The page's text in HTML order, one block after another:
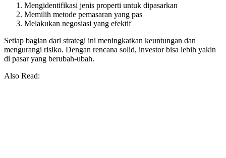
Mengidentifikasi jenis properti untuk dipasarkan
Memilih metode pemasaran yang pas
Melakukan negosiasi yang efektif
Setiap bagian dari strategi ini meningkatkan keuntungan dan
mengurangi risiko. Dengan rencana solid, investor bisa lebih yakin
di pasar yang berubah-ubah.
Also Read: